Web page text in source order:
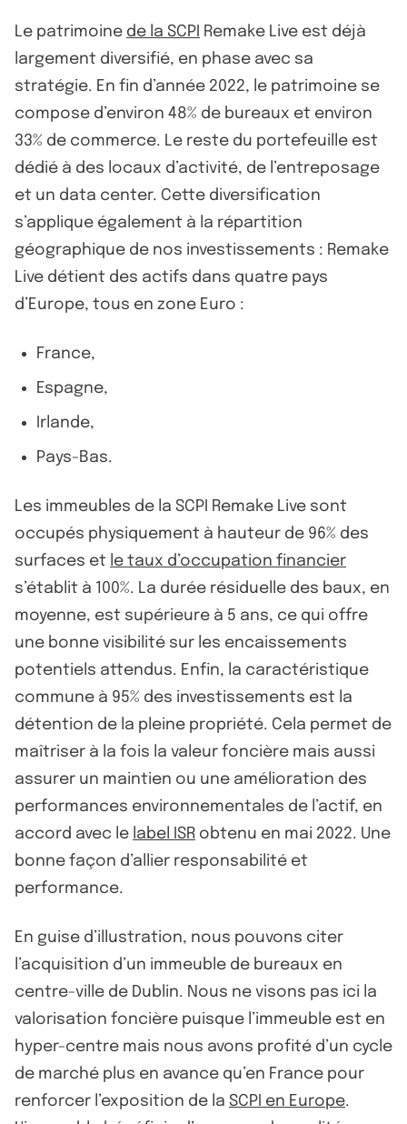
Le patrimoine de la SCPI Remake Live est déjà
largement diversifié, en phase avec sa
stratégie. En fin d’année 2022, le patrimoine se
compose d’environ 48% de bureaux et environ
33% de commerce. Le reste du portefeuille est
dédié à des locaux d’activité, de l’entreposage
et un data center. Cette diversification
s’applique également à la répartition
géographique de nos investissements : Remake
Live détient des actifs dans quatre pays
d’Europe, tous en zone Euro :
France,
Espagne,
Irlande,
Pays-Bas.
Les immeubles de la SCPI Remake Live sont
occupés physiquement à hauteur de 96% des
surfaces et le taux d’occupation financier
s’établit à 100%. La durée résiduelle des baux, en
moyenne, est supérieure à 5 ans, ce qui offre
une bonne visibilité sur les encaissements
potentiels attendus. Enfin, la caractéristique
commune à 95% des investissements est la
détention de la pleine propriété. Cela permet de
maîtriser à la fois la valeur foncière mais aussi
assurer un maintien ou une amélioration des
performances environnementales de l’actif, en
accord avec le label ISR obtenu en mai 2022. Une
bonne façon d’allier responsabilité et
performance.
En guise d’illustration, nous pouvons citer
l’acquisition d’un immeuble de bureaux en
centre-ville de Dublin. Nous ne visons pas ici la
valorisation foncière puisque l’immeuble est en
hyper-centre mais nous avons profité d’un cycle
de marché plus en avance qu’en France pour
renforcer l’exposition de la SCPI en Europe.